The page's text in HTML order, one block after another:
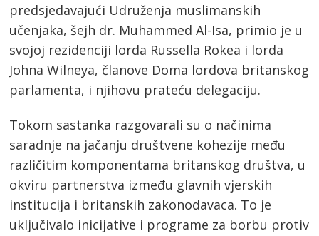
predsjedavajući Udruženja muslimanskih
učenjaka, šejh dr. Muhammed Al-Isa, primio je u
svojoj rezidenciji lorda Russella Rokea i lorda
Johna Wilneya, članove Doma lordova britanskog
parlamenta, i njihovu prateću delegaciju.
Tokom sastanka razgovarali su o načinima
saradnje na jačanju društvene kohezije među
različitim komponentama britanskog društva, u
okviru partnerstva između glavnih vjerskih
institucija i britanskih zakonodavaca. To je
uključivalo inicijative i programe za borbu protiv